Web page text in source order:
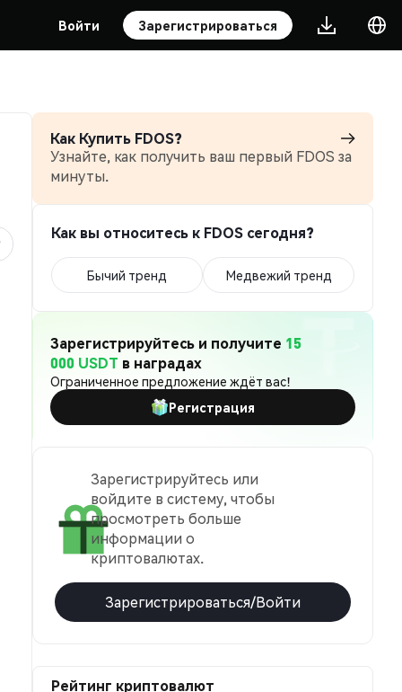
Войти Зарегистрироваться
Как Купить FDOS?
Узнайте, как получить ваш первый FDOS за
минуты.
Как вы относитесь к FDOS сегодня?
Бычий тренд Медвежий тренд
Зарегистрируйтесь и получите 15
000 USDT в наградах
Ограниченное предложение ждёт вас!
Регистрация
Зарегистрируйтесь или
войдите в систему, чтобы
просмотреть больше
информации о
криптовалютах.
Зарегистрироваться/Войти
Рейтинг криптовалют